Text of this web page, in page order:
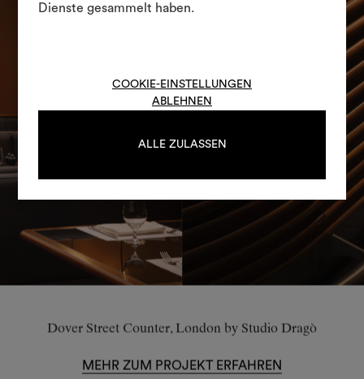
Dienste gesammelt haben.
COOKIE-EINSTELLUNGEN
ABLEHNEN
ALLE ZULASSEN
Dover Street Counter, London by Studio Dragò
MEHR ZUM PROJEKT ERFAHREN
Um Moodboards zu
bearbeiten, melden Sie
oder registrieren Sie
ANMELDUNG
REGISTRIEREN